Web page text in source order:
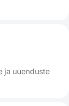
ja uuenduste